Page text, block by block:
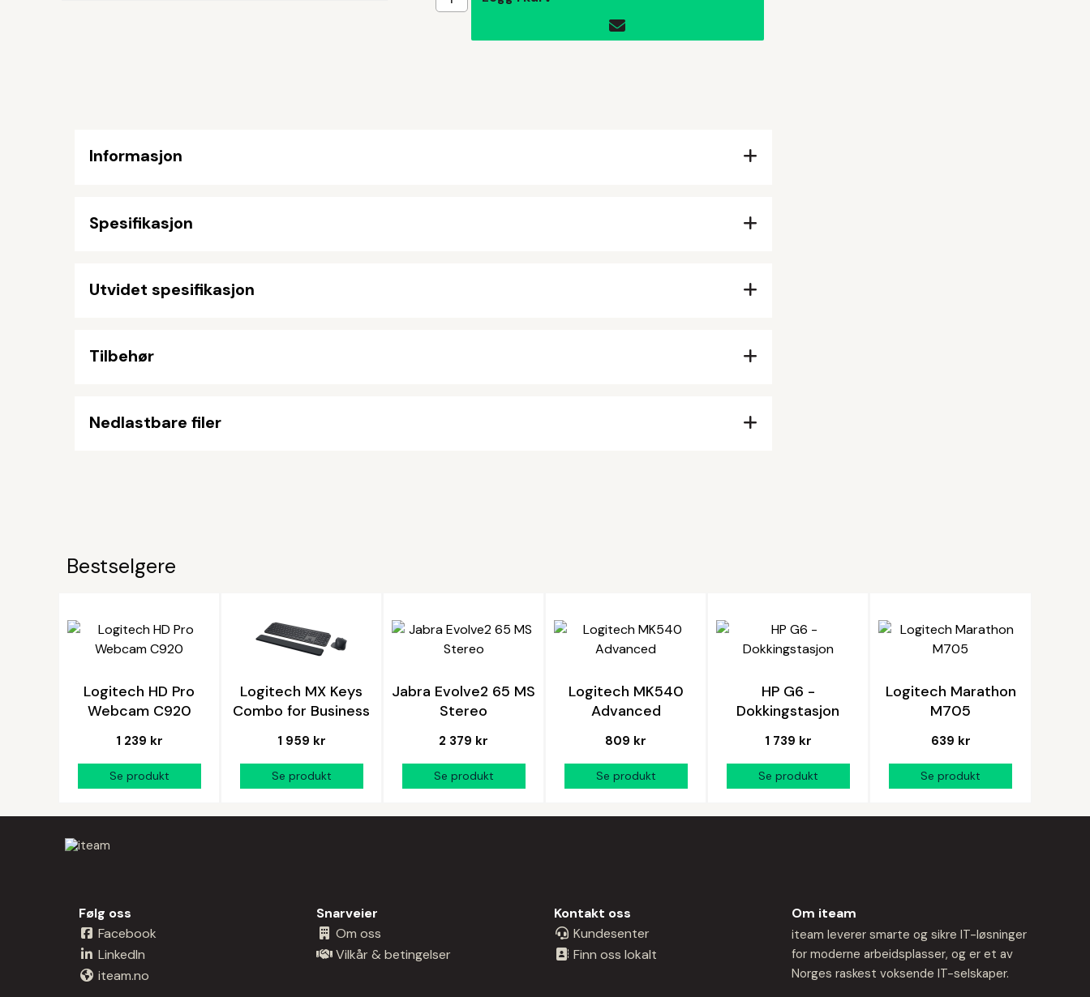
Informasjon
Spesifikasjon
Utvidet spesifikasjon
Tilbehør
Nedlastbare filer
Bestselgere
Logitech HD Pro
Webcam C920
1 239 kr
Logitech MX Keys
Combo for Business
1 959 kr
Jabra Evolve2 65 MS
Stereo
2 379 kr
Logitech MK540
Advanced
809 kr
HP G6 -
Dokkingstasjon
1 739 kr
Logitech Marathon
M705
639 kr
Følg oss
Facebook
LinkedIn
iteam.no
Snarveier
Om oss
Vilkår & betingelser
Kontakt oss
Kundesenter
Finn oss lokalt
Om iteam
iteam leverer smarte og sikre IT-løsninger
for moderne arbeidsplasser, og er et av
Norges raskest voksende IT-selskaper.